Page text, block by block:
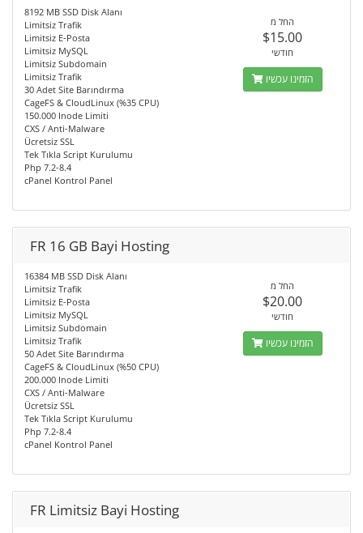
8192 MB SSD Disk Alanı
Limitsiz Trafik
Limitsiz E-Posta
Limitsiz MySQL
Limitsiz Subdomain
Limitsiz Trafik
30 Adet Site Barındırma
CageFS & CloudLinux (%35 CPU)
150.000 Inode Limiti
CXS / Anti-Malware
Ücretsiz SSL
Tek Tıkla Script Kurulumu
Php 7.2-8.4
cPanel Kontrol Panel
החל מ
$15.00
חודשי
הזמינו עכשיו
FR 16 GB Bayi Hosting
16384 MB SSD Disk Alanı
Limitsiz Trafik
Limitsiz E-Posta
Limitsiz MySQL
Limitsiz Subdomain
Limitsiz Trafik
50 Adet Site Barındırma
CageFS & CloudLinux (%50 CPU)
200.000 Inode Limiti
CXS / Anti-Malware
Ücretsiz SSL
Tek Tıkla Script Kurulumu
Php 7.2-8.4
cPanel Kontrol Panel
החל מ
$20.00
חודשי
הזמינו עכשיו
FR Limitsiz Bayi Hosting